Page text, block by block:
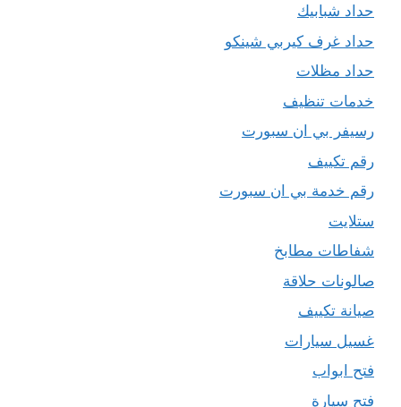
حداد شبابيك
حداد غرف كيربي شينكو
حداد مظلات
خدمات تنظيف
رسيفر بي ان سبورت
رقم تكييف
رقم خدمة بي ان سبورت
ستلايت
شفاطات مطابخ
صالونات حلاقة
صيانة تكييف
غسيل سيارات
فتح ابواب
فتح سيارة